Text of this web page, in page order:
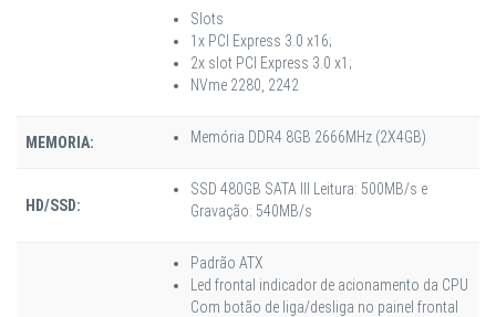
Slots
1x PCI Express 3.0 x16;
2x slot PCI Express 3.0 x1;
NVme 2280, 2242
MEMORIA: Memória DDR4 8GB 2666MHz (2X4GB)
HD/SSD:
SSD 480GB SATA III Leitura: 500MB/s e
Gravação: 540MB/s
Padrão ATX
Led frontal indicador de acionamento da CPU
Com botão de liga/desliga no painel frontal